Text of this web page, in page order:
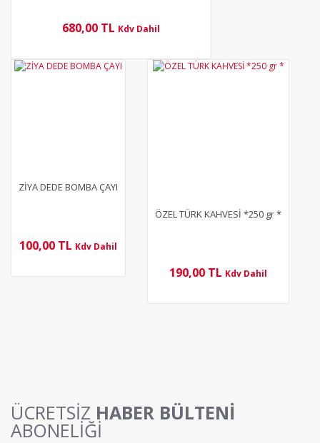
680,00 TL Kdv Dahil
ZİYA DEDE BOMBA ÇAYI
100,00 TL Kdv Dahil
ÖZEL TÜRK KAHVESİ *250 gr *
190,00 TL Kdv Dahil
ÜCRETSİZ HABER BÜLTENİ
ABONELİĞİ